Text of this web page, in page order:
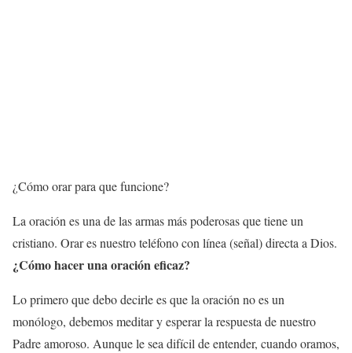
¿Cómo orar para que funcione?
La oración es una de las armas más poderosas que tiene un
cristiano. Orar es nuestro teléfono con línea (señal) directa a Dios.
¿Cómo hacer una oración eficaz?
Lo primero que debo decirle es que la oración no es un
monólogo, debemos meditar y esperar la respuesta de nuestro
Padre amoroso. Aunque le sea difícil de entender, cuando oramos,